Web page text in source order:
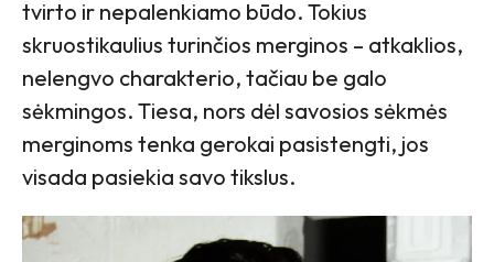
tvirto ir nepalenkiamo būdo. Tokius
skruostikaulius turinčios merginos – atkaklios,
nelengvo charakterio, tačiau be galo
sėkmingos. Tiesa, nors dėl savosios sėkmės
merginoms tenka gerokai pasistengti, jos
visada pasiekia savo tikslus.